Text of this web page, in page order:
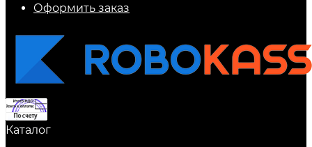
Оформить заказ
Каталог